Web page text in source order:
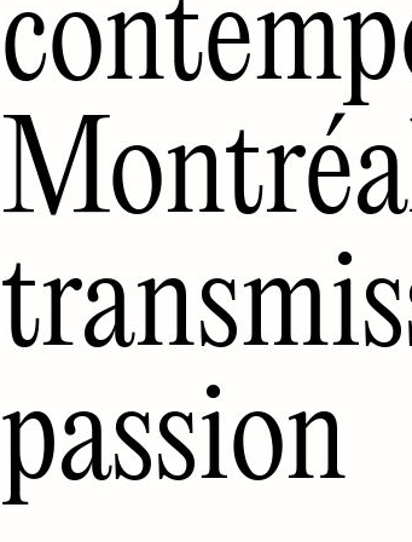
passion